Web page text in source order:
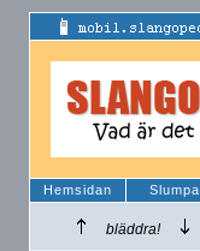
Hemsidan Slumpa
bläddra!